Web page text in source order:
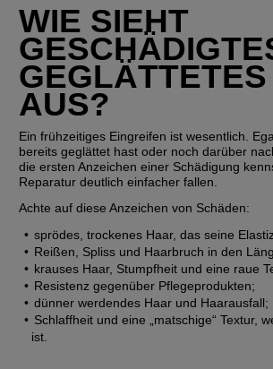
WIE SIEHT
AUS?
Ein frühzeitiges Eingreifen ist wesentlich.
bereits geglättet hast oder noch darüber
die ersten Anzeichen einer Schädigung
Reparatur deutlich einfacher fallen.
Achte auf diese Anzeichen von Schäden:
sprödes, trockenes Haar, das seine
Reißen, Spliss und Haarbruch in den
krauses Haar, Stumpfheit und eine raue
Resistenz gegenüber Pflegeprodukten;
dünner werdendes Haar und Haarausfall;
Schlaffheit und eine „matschige“ Textur,
ist.